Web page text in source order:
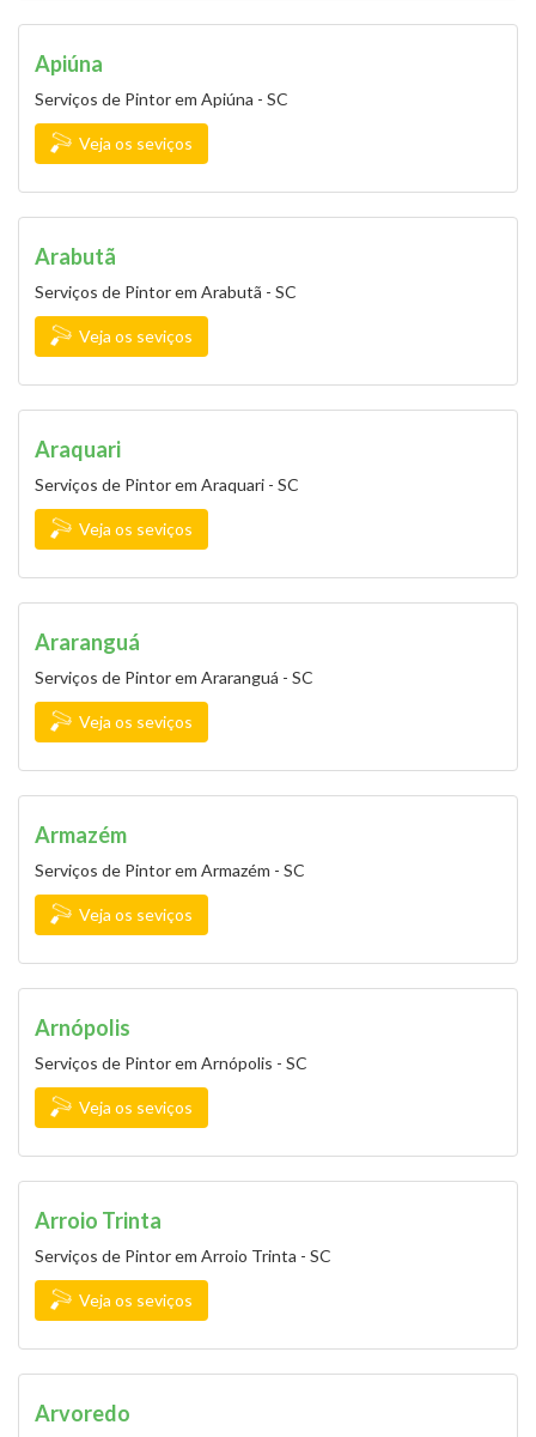
Apiúna
Serviços de Pintor em Apiúna - SC
Veja os seviços
Arabutã
Serviços de Pintor em Arabutã - SC
Veja os seviços
Araquari
Serviços de Pintor em Araquari - SC
Veja os seviços
Araranguá
Serviços de Pintor em Araranguá - SC
Veja os seviços
Armazém
Serviços de Pintor em Armazém - SC
Veja os seviços
Arnópolis
Serviços de Pintor em Arnópolis - SC
Veja os seviços
Arroio Trinta
Serviços de Pintor em Arroio Trinta - SC
Veja os seviços
Arvoredo